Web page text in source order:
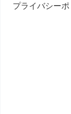
プライバシー